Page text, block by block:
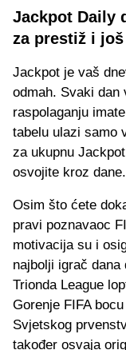
Jackpot Daily
za prestiž i
Jackpot je vaš
odmah. Svaki dan
raspolaganju
tabelu ulazi samo
za ukupnu
osvojite kroz dane.
Osim što ćete
pravi poznavaoc
motivacija su i
najbolji igrač dana
Trionda League
Gorenje FIFA
Svjetskog
također osvaja